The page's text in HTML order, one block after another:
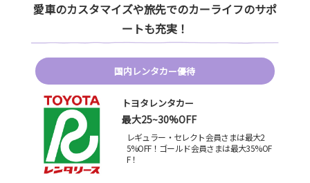
愛車のカスタマイズや旅先でのカーライフのサポ
ートも充実！
国内レンタカー優待
トヨタレンタカー
最大25~30%OFF
レギュラー・セレクト会員さまは最大2
5%OFF！ゴールド会員さまは最大35%OF
F！